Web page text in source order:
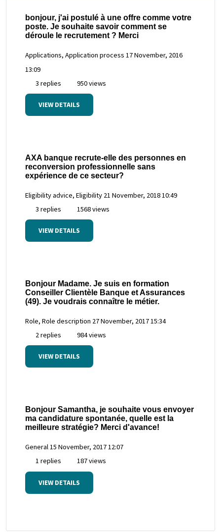
bonjour, j'ai postulé à une offre comme votre
poste. Je souhaite savoir comment se
déroule le recrutement ? Merci
Applications, Application process 17 November, 2016
13:09
3 replies
950 views
VIEW DETAILS
AXA banque recrute-elle des personnes en
reconversion professionnelle sans
expérience de ce secteur?
Eligibility advice, Eligibility 21 November, 2018 10:49
3 replies
1568 views
VIEW DETAILS
Bonjour Madame. Je suis en formation
Conseiller Clientèle Banque et Assurances
(49). Je voudrais connaître le métier.
Role, Role description 27 November, 2017 15:34
2 replies
984 views
VIEW DETAILS
Bonjour Samantha, je souhaite vous envoyer
ma candidature spontanée, quelle est la
meilleure stratégie? Merci d'avance!
General15 November, 2017 12:07
1 replies
187 views
VIEW DETAILS